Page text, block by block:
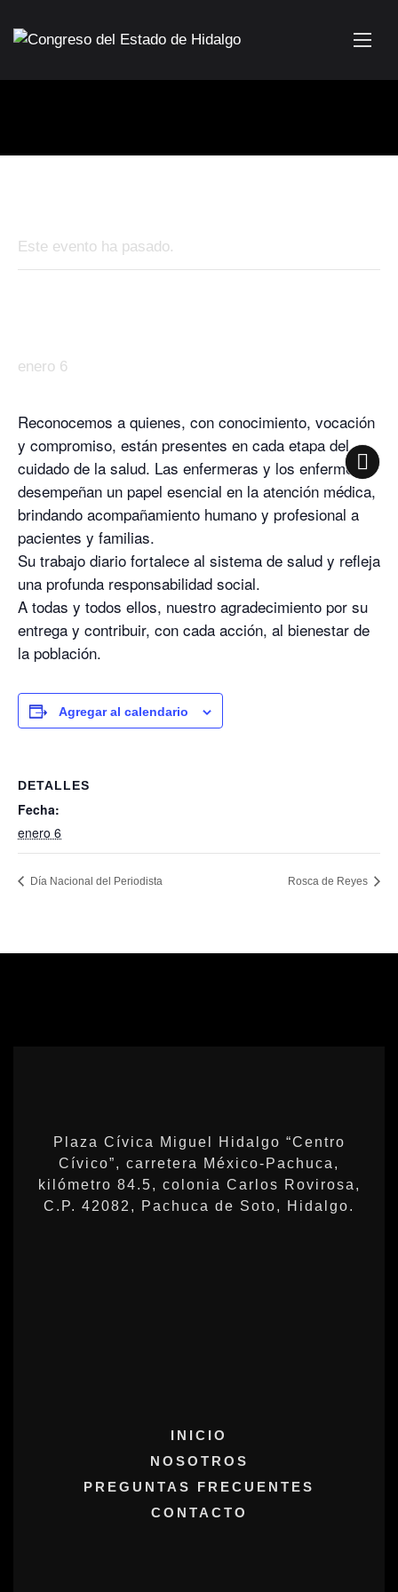
Este evento ha pasado.
enero 6
Reconocemos a quienes, con conocimiento, vocación
y compromiso, están presentes en cada etapa del
cuidado de la salud. Las enfermeras y los enfermeros
desempeñan un papel esencial en la atención médica,
brindando acompañamiento humano y profesional a
pacientes y familias.
Su trabajo diario fortalece al sistema de salud y refleja
una profunda responsabilidad social.
A todas y todos ellos, nuestro agradecimiento por su
entrega y contribuir, con cada acción, al bienestar de
la población.
Agregar al calendario
DETALLES
Fecha:
enero 6
Día Nacional del Periodista Rosca de Reyes
Plaza Cívica Miguel Hidalgo “Centro
Cívico”, carretera México-Pachuca,
kilómetro 84.5, colonia Carlos Rovirosa,
C.P. 42082, Pachuca de Soto, Hidalgo.
INICIO
NOSOTROS
PREGUNTAS FRECUENTES
CONTACTO